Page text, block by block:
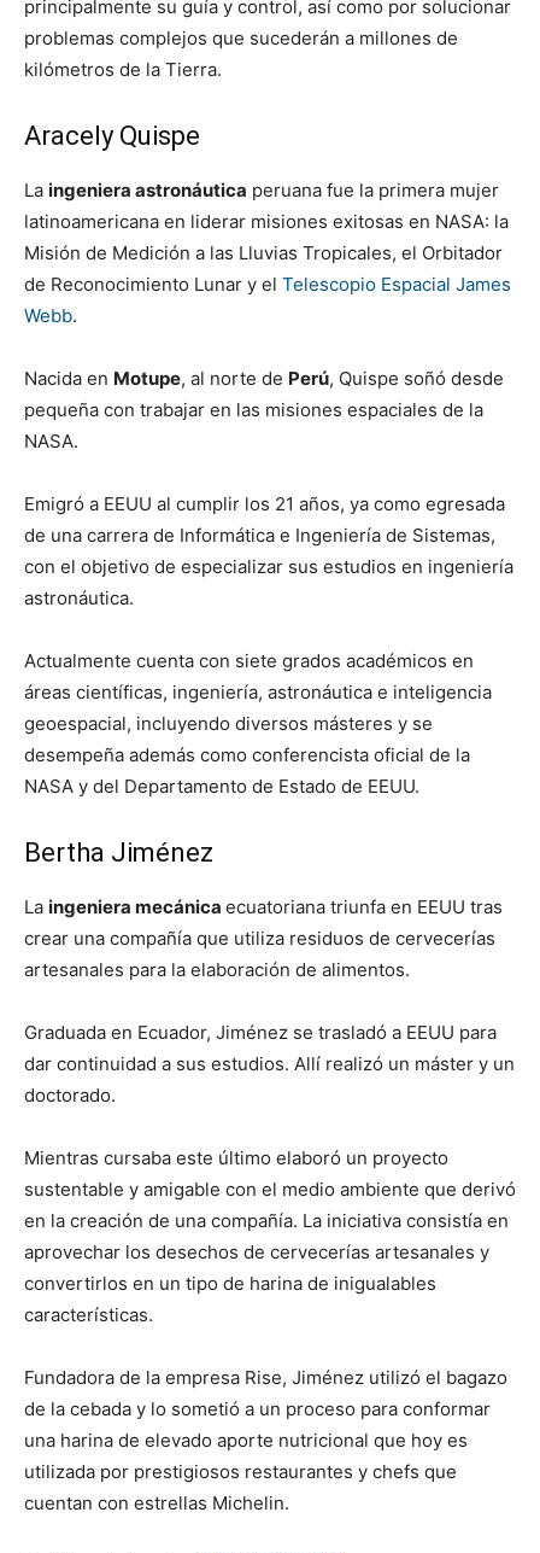
principalmente su guía y control, así como por solucionar
problemas complejos que sucederán a millones de
kilómetros de la Tierra.
Aracely Quispe
La ingeniera astronáutica peruana fue la primera mujer
latinoamericana en liderar misiones exitosas en NASA: la
Misión de Medición a las Lluvias Tropicales, el Orbitador
de Reconocimiento Lunar y el Telescopio Espacial James
Webb.
Nacida en Motupe, al norte de Perú, Quispe soñó desde
pequeña con trabajar en las misiones espaciales de la
NASA.
Emigró a EEUU al cumplir los 21 años, ya como egresada
de una carrera de Informática e Ingeniería de Sistemas,
con el objetivo de especializar sus estudios en ingeniería
astronáutica.
Actualmente cuenta con siete grados académicos en
áreas científicas, ingeniería, astronáutica e inteligencia
geoespacial, incluyendo diversos másteres y se
desempeña además como conferencista oficial de la
NASA y del Departamento de Estado de EEUU.
Bertha Jiménez
La ingeniera mecánica ecuatoriana triunfa en EEUU tras
crear una compañía que utiliza residuos de cervecerías
artesanales para la elaboración de alimentos.
Graduada en Ecuador, Jiménez se trasladó a EEUU para
dar continuidad a sus estudios. Allí realizó un máster y un
doctorado.
Mientras cursaba este último elaboró un proyecto
sustentable y amigable con el medio ambiente que derivó
en la creación de una compañía. La iniciativa consistía en
aprovechar los desechos de cervecerías artesanales y
convertirlos en un tipo de harina de inigualables
características.
Fundadora de la empresa Rise, Jiménez utilizó el bagazo
de la cebada y lo sometió a un proceso para conformar
una harina de elevado aporte nutricional que hoy es
utilizada por prestigiosos restaurantes y chefs que
cuentan con estrellas Michelin.